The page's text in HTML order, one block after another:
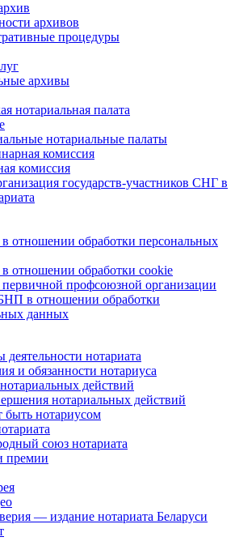
архивов
процедуры
архивы
нотариальная палата
нотариальные палаты
комиссия
комиссия
государств-участников СНГ в
отношении обработки персональных
отношении обработки cookie
профсоюзной организации
в отношении обработки
данных
нотариата
и обязанности нотариуса
действий
нотариальных действий
быть нотариусом
союз нотариата
премии
— издание нотариата Беларуси